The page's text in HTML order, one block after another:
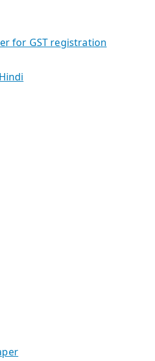
for GST registration